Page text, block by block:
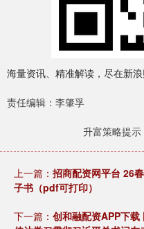
海量资讯、精准解读，尽在新
责任编辑：李肇孚
升富策略提示
上一篇： 招商配资网平台 26
子书（pdf可打印）
下一篇： 创和融配资APP下载